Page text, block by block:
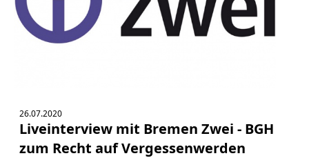
26.07.2020
Liveinterview mit Bremen Zwei - BGH
zum Recht auf Vergessenwerden